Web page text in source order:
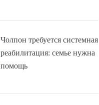
Чолпон требуется системная
реабилитация: семье нужна
помощь